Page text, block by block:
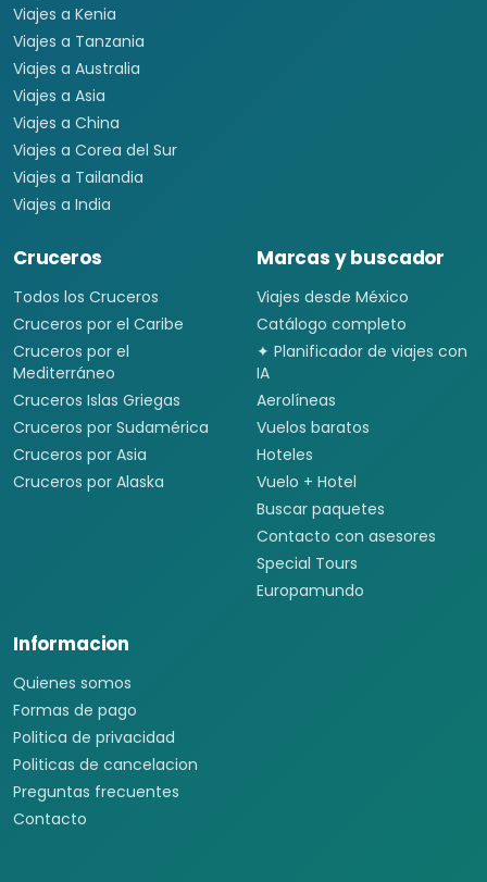
Viajes a Tailandia
Viajes a India
Cruceros
Todos los Cruceros
Cruceros por el Caribe
Cruceros por el
Mediterráneo
Cruceros por Sudamérica
Cruceros por Asia
Cruceros por Alaska
Vuelos baratos
Hoteles
Vuelo + Hotel
Buscar paquetes
Contacto con asesores
Special Tours
Europamundo
Informacion
Contacto